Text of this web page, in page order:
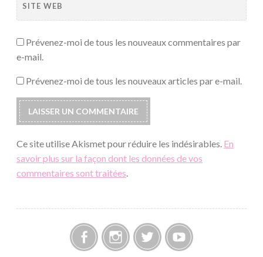
SITE WEB
Prévenez-moi de tous les nouveaux commentaires par
e-mail.
Prévenez-moi de tous les nouveaux articles par e-mail.
Ce site utilise Akismet pour réduire les indésirables. En
savoir plus sur la façon dont les données de vos
commentaires sont traitées.